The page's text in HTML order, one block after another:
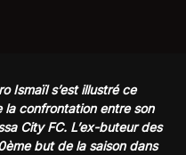
Ismaïl s’est illustré ce
confrontation entre son
City FC. L’ex-buteur des
but de la saison dans